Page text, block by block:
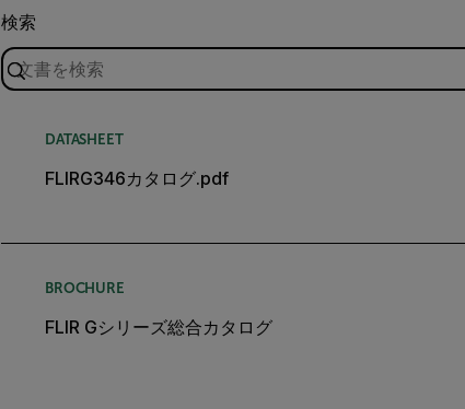
検索
DATASHEET
FLIRG346カタログ.pdf
BROCHURE
FLIR Gシリーズ総合カタログ